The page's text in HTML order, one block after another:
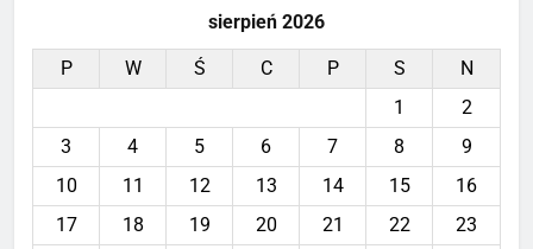
sierpień 2026
P W Ś C P S
N
1
2
3
4 5 6 7 8
9
10
11 12 13 14 15
16
17
18 19 20 21 22
23